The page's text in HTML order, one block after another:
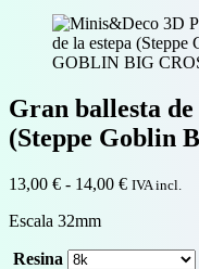
Gran ballesta de
(Steppe Goblin
13,00 € - 14,00 €Rango
IVA incl.
Escala 32mm
Resina